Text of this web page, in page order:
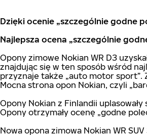
Dzięki ocenie „szczególnie godne
Najlepsza ocena „szczególnie
Opony zimowe Nokian WR D3
znajdując się w ten sposób wśród
przyznaje także „auto motor sport”.
Mocna strona opon Nokian, czyli
Opony Nokian z Finlandii
Opony otrzymały ocenę „godne
Nowa opona zimowa Nokian WR